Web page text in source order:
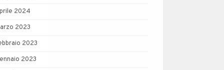
2024
2023
2023
2023